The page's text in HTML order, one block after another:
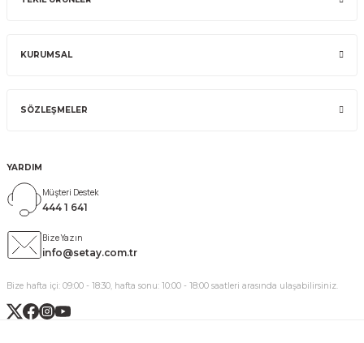
KURUMSAL
SÖZLEŞMELER
YARDIM
Müşteri Destek
444 1 641
Bize Yazın
info@setay.com.tr
Bize hafta içi: 09:00 - 18:30, hafta sonu: 10:00 - 18:00 saatleri arasında ulaşabilirsiniz.